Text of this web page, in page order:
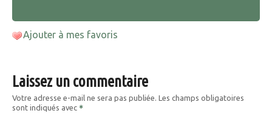
Ajouter à mes favoris
Laissez un commentaire
Votre adresse e-mail ne sera pas publiée. Les champs obligatoires
sont indiqués avec